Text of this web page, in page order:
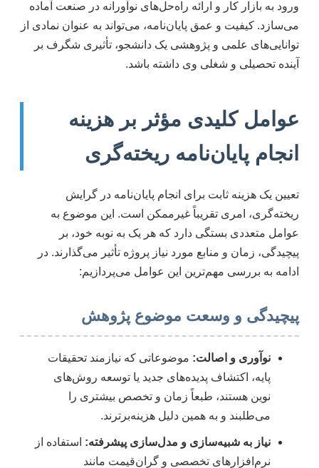
ورود به بازار کار و ارائه راه‌حل‌های نوآورانه در صنعت آماده
می‌سازد. کیفیت و عمق پایان‌نامه، می‌تواند به عنوان نمادی از
توانایی‌های علمی و پژوهشی یک دانشجو، تأثیری شگرف بر
آینده تحصیلی و شغلی وی داشته باشد.
عوامل کلیدی مؤثر بر هزینه
انجام پایان‌نامه ریخته‌گری
تعیین یک هزینه ثابت برای انجام پایان‌نامه در گرایش
ریخته‌گری، امری تقریباً غیرممکن است. این موضوع به
عوامل متعددی بستگی دارد که هر یک به نوبه خود، بر
پیچیدگی، زمان و منابع مورد نیاز پروژه تأثیر می‌گذارند. در
ادامه به بررسی مهم‌ترین این عوامل می‌پردازیم:
پیچیدگی و وسعت موضوع پژوهش
نوآوری و اصالت: موضوعاتی که نیازمند تحقیقات
پایه، اکتشاف پدیده‌های جدید یا توسعه روش‌های
نوین هستند، طبعاً زمان و تخصص بیشتری را
می‌طلبند و به همین دلیل هزینه‌برترند.
نیاز به شبیه‌سازی و مدل‌سازی پیشرفته: استفاده از
نرم‌افزارهای تخصصی و گران‌قیمت مانند